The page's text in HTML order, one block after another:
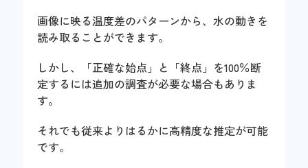
画像に映る温度差のパターンから、水の動きを
読み取ることができます。
しかし、「正確な始点」と「終点」を100％断
定するには追加の調査が必要な場合もありま
す。
それでも従来よりはるかに高精度な推定が可能
です。